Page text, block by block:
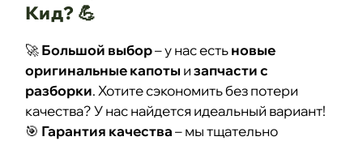
Кид? 💪
🚀Большой выбор– у нас естьновые
оригинальные капоты изапчасти с
разборки. Хотите сэкономить без потери
качества? У нас найдется идеальный вариант!
🎯 Гарантия качества– мы тщательно